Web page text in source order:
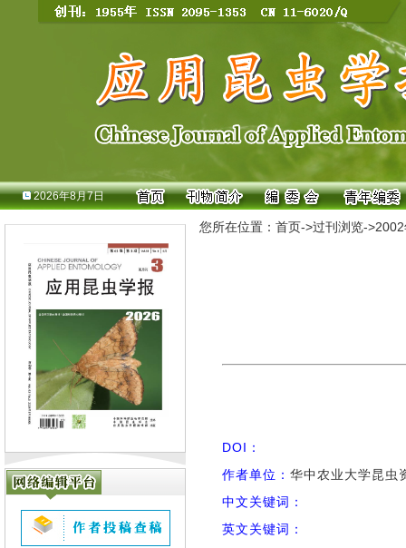
2026年8月7日
您所在位置： 首页->过刊浏览->
DOI：
作者单位： 华中农业大学昆虫
中文关键词：
英文关键词：